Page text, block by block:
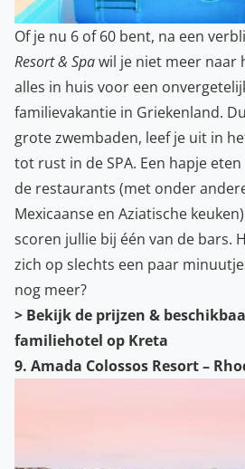
Of je nu 6 of 60 bent, na een
Resort & Spawil je niet meer naar
alles in huis voor een
familievakantie in Griekenland.
grote zwembaden, leef je uit in
tot rust in de SPA. Een hapje
de restaurants (met onder
Mexicaanse en Aziatische
scoren jullie bij één van de bars.
zich op slechts een paar
nog meer?
> Bekijk de prijzen &
familiehotel op Kreta
9. Amada Colossos Resort –